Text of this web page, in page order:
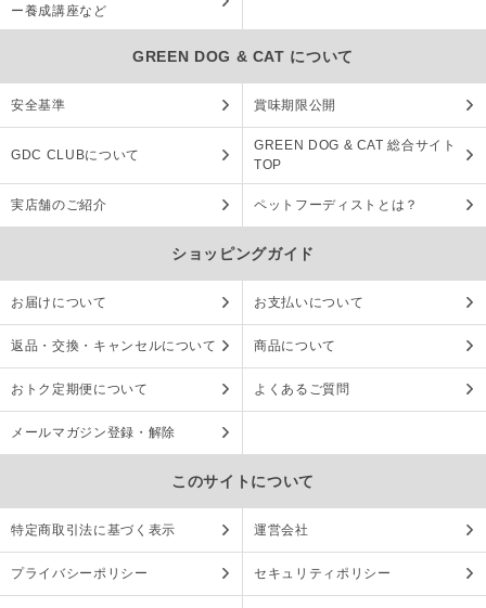
ー養成講座など
GREEN DOG & CAT について
安全基準 賞味期限公開
GDC CLUBについて
GREEN DOG & CAT 総合サイト
TOP
実店舗のご紹介 ペットフーディストとは？
ショッピングガイド
お届けについて お支払いについて
返品・交換・キャンセルについて 商品について
おトク定期便について よくあるご質問
メールマガジン登録・解除
このサイトについて
特定商取引法に基づく表示 運営会社
プライバシーポリシー セキュリティポリシー